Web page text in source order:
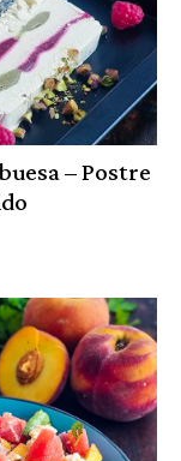
– Postre